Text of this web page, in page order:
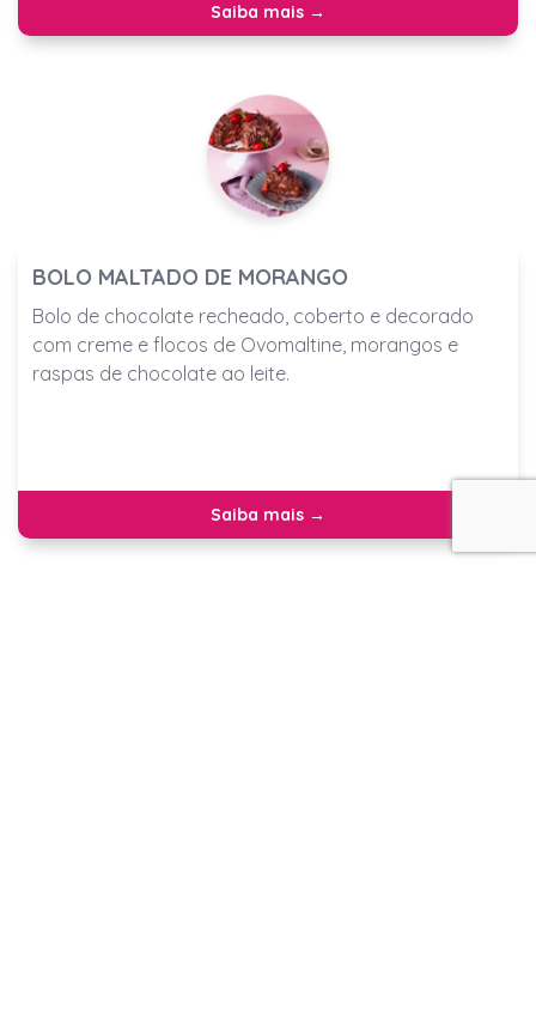
Saiba mais →
BOLO MALTADO DE MORANGO
Bolo de chocolate recheado, coberto e decorado
com creme e flocos de Ovomaltine, morangos e
raspas de chocolate ao leite.
Saiba mais →